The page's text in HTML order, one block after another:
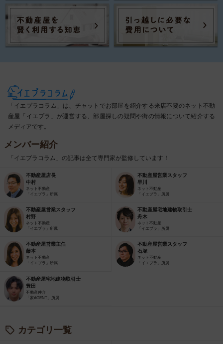
「イエプラコラム」は、チャットでお部屋を紹介する来店不要のネット不動
産屋「イエプラ」が運営する、部屋探しの疑問や街の情報について紹介する
メディアです。
メンバー紹介
「イエプラコラム」の記事は全て専門家が監修しています！
不動産屋店長
中村
ネット不動産
「イエプラ」所属
不動産屋営業スタッフ
早川
ネット不動産
「イエプラ」所属
不動産屋営業スタッフ
村野
ネット不動産
「イエプラ」所属
不動産屋宅地建物取引士
舟木
ネット不動産
「イエプラ」所属
不動産屋営業主任
藤本
ネット不動産
「イエプラ」所属
不動産屋営業スタッフ
石塚
ネット不動産
「イエプラ」所属
不動産屋宅地建物取引士
豊田
不動産仲介
「家AGENT」所属
カテゴリ一覧